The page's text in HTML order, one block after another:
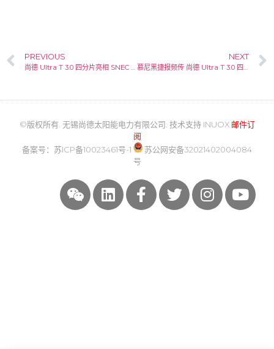
PREVIOUS
尚德 Ultra T 3.0 四分片亮相 SNEC 2026 多点签约筑牢全球布局
NEXT
慕尼黑捷报频传 尚德 Ultra T 3.0 四分片组件凭硬核品质深耕欧洲市场
©版权所有. 无锡尚德太阳能电力有限公司. 技术支持 INUOX 邮件订
阅
备案号： 苏ICP备10023461号-1
苏公网安备32021402004084
号